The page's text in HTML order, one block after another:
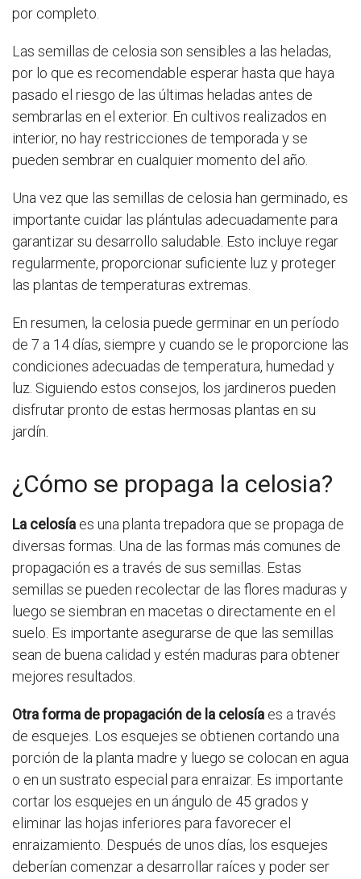
por completo.
Las semillas de celosia son sensibles a las heladas,
por lo que es recomendable esperar hasta que haya
pasado el riesgo de las últimas heladas antes de
sembrarlas en el exterior. En cultivos realizados en
interior, no hay restricciones de temporada y se
pueden sembrar en cualquier momento del año.
Una vez que las semillas de celosia han germinado, es
importante cuidar las plántulas adecuadamente para
garantizar su desarrollo saludable. Esto incluye regar
regularmente, proporcionar suficiente luz y proteger
las plantas de temperaturas extremas.
En resumen, la celosia puede germinar en un período
de 7 a 14 días, siempre y cuando se le proporcione las
condiciones adecuadas de temperatura, humedad y
luz. Siguiendo estos consejos, los jardineros pueden
disfrutar pronto de estas hermosas plantas en su
jardín.
¿Cómo se propaga la celosia?
La celosía es una planta trepadora que se propaga de
diversas formas. Una de las formas más comunes de
propagación es a través de sus semillas. Estas
semillas se pueden recolectar de las flores maduras y
luego se siembran en macetas o directamente en el
suelo. Es importante asegurarse de que las semillas
sean de buena calidad y estén maduras para obtener
mejores resultados.
Otra forma de propagación de la celosía es a través
de esquejes. Los esquejes se obtienen cortando una
porción de la planta madre y luego se colocan en agua
o en un sustrato especial para enraizar. Es importante
cortar los esquejes en un ángulo de 45 grados y
eliminar las hojas inferiores para favorecer el
enraizamiento. Después de unos días, los esquejes
deberían comenzar a desarrollar raíces y poder ser